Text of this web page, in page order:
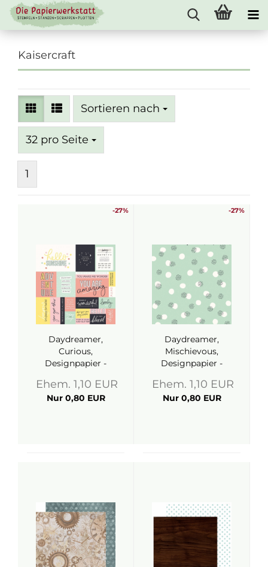
Kaisercraft
Sortieren nach
Sortieren nach
32 pro Seite
pro Seite
1
-27%
Daydreamer,
Curious,
Designpapier -
Ehem. 1,10 EUR
Nur 0,80 EUR
-27%
Daydreamer,
Mischievous,
Designpapier -
Ehem. 1,10 EUR
Nur 0,80 EUR